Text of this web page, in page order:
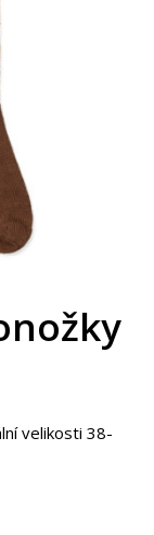
velikosti 38-